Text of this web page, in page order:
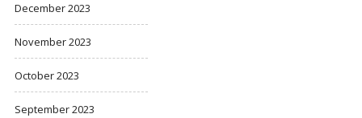
December 2023
November 2023
October 2023
September 2023